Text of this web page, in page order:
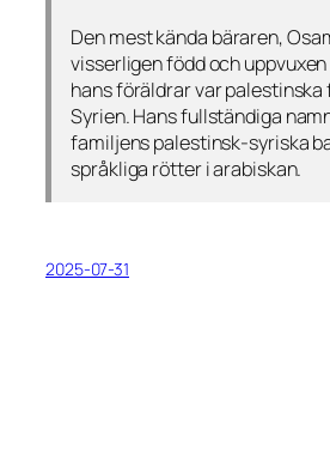
Den mest kända bäraren,
visserligen född och
hans föräldrar var
Syrien. Hans fullständiga
familjens palestinsk-syriska
språkliga rötter i arabiskan.
2025-07-31